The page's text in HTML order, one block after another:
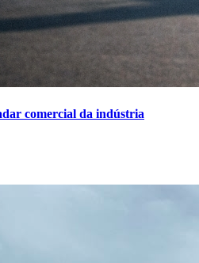
comercial da indústria